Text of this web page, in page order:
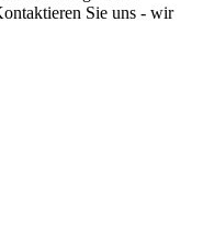
Sie uns - wir